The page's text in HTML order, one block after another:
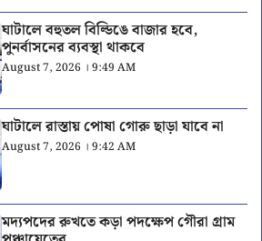
ঘাটালে বহুতল বিল্ডিঙে বাজার হবে,
পুনর্বাসনের ব্যবস্থা থাকবে
August 7, 2026 । 9:49 AM
ঘাটালে রাস্তায় পোষা গোরু ছাড়া যাবে না
August 7, 2026 । 9:42 AM
মদ্যপদের রুখতে কড়া পদক্ষেপ গৌরা গ্রাম